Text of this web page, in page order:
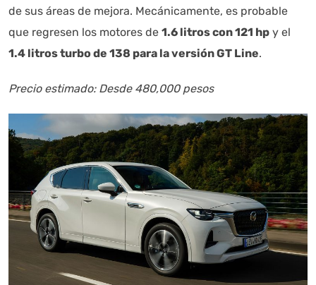
de sus áreas de mejora. Mecánicamente, es probable
que regresen los motores de 1.6 litros con 121 hp y el
1.4 litros turbo de 138 para la versión GT Line.
Precio estimado: Desde 480,000 pesos